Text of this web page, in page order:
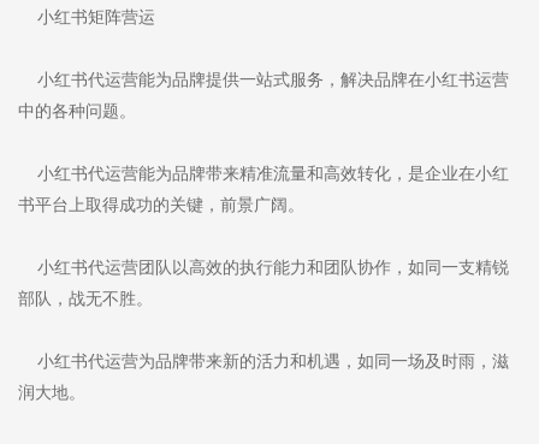
小红书矩阵营运
小红书代运营能为品牌提供一站式服务，解决品牌在小红书运营
中的各种问题。
小红书代运营能为品牌带来精准流量和高效转化，是企业在小红
书平台上取得成功的关键，前景广阔。
小红书代运营团队以高效的执行能力和团队协作，如同一支精锐
部队，战无不胜。
小红书代运营为品牌带来新的活力和机遇，如同一场及时雨，滋
润大地。